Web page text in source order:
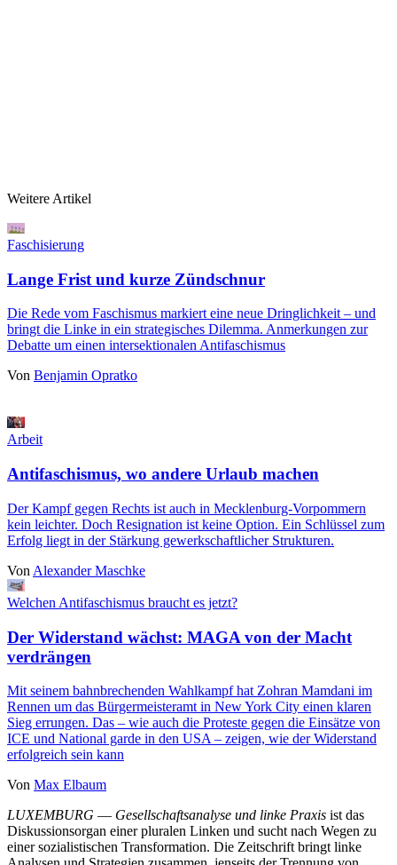
Weitere Artikel
Faschisierung
Lange Frist und kurze Zündschnur
Die Rede vom Faschismus markiert eine neue Dringlichkeit – und
bringt die Linke in ein strategisches Dilemma. Anmerkungen zur
Debatte um einen intersektionalen Antifaschismus
Von Benjamin Opratko
Arbeit
Antifaschismus, wo andere Urlaub machen
Der Kampf gegen Rechts ist auch in Mecklenburg-Vorpommern
kein leichter. Doch Resignation ist keine Option. Ein Schlüssel zum
Erfolg liegt in der Stärkung gewerkschaftlicher Strukturen.
Von Alexander Maschke
Welchen Antifaschismus braucht es jetzt?
Der Widerstand wächst: MAGA von der Macht
verdrängen
Mit seinem bahnbrechenden Wahlkampf hat Zohran Mamdani im
Rennen um das Bürgermeisteramt in New York City einen klaren
Sieg errungen. Das – wie auch die Proteste gegen die Einsätze von
ICE und National garde in den USA – zeigen, wie der Widerstand
erfolgreich sein kann
Von Max Elbaum
LUXEMBURG — Gesellschaftsanalyse und linke Praxis ist das
Diskussionsorgan einer pluralen Linken und sucht nach Wegen zu
einer sozialistischen Transformation. Die Zeitschrift bringt linke